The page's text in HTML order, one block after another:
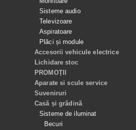
Sisteme audio
Televizoare
Aspiratoare
Plăci și module
Accesorii vehicule electrice
Lichidare stoc
PROMOȚII
Aparate si scule service
Suveniruri
Casă și grădină
Sisteme de iluminat
Becuri